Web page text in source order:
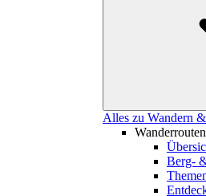
Alles zu Wandern
Berg-